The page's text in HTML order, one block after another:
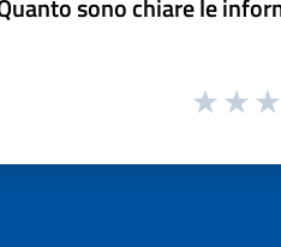
sono chiare le